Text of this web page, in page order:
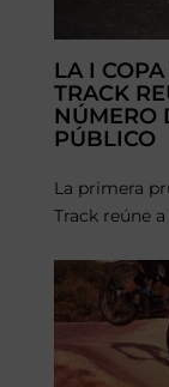
LA I
TRACK
NÚMERO
PÚBLICO
La primera
Track reúne a